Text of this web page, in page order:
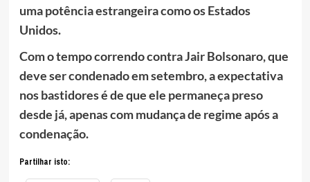
uma potência estrangeira como os Estados
Unidos.
Com o tempo correndo contra Jair Bolsonaro, que
deve ser condenado em setembro, a expectativa
nos bastidores é de que ele permaneça preso
desde já, apenas com mudança de regime após a
condenação.
Partilhar isto: